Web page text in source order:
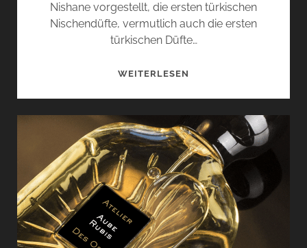
Nishane vorgestellt, die ersten türkischen
Nischendüfte, vermutlich auch die ersten
türkischen Düfte…
WEITERLESEN
BESONDERHEITEN
AUS
ISTANBUL
…